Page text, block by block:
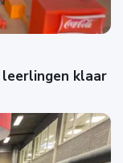
leerlingen klaar